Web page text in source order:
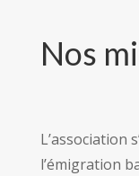
Nos
L’association
l’émigration